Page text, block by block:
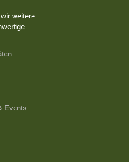
weitere
Events